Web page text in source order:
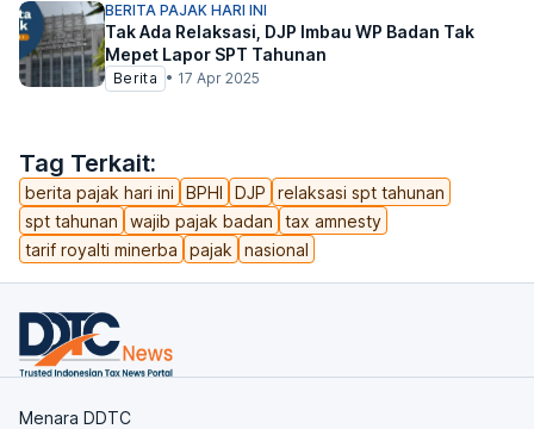
Tag Terkait:
berita pajak hari ini BPHI DJP
relaksasi spt tahunan
spt tahunan
wajib pajak badan
tax amnesty
tarif royalti minerba
pajak nasional
BERITA PAJAK HARI INI
Tak Ada Relaksasi, DJP Imbau WP Badan Tak
Mepet Lapor SPT Tahunan
Berita • 17 Apr 2025
Menara DDTC